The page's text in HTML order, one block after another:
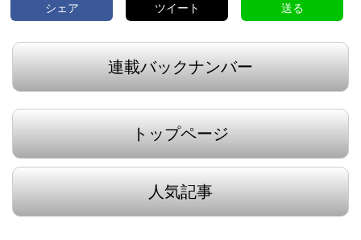
シェア ツイート 送る
連載バックナンバー
トップページ
人気記事